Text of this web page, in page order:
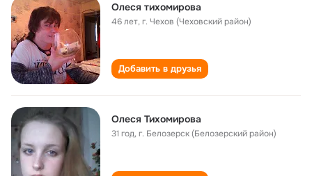
Олеся тихомирова
46 лет,г. Чехов (Чеховский район)
Добавить в друзья
Олеся Тихомирова
31 год,г. Белозерск (Белозерский район)